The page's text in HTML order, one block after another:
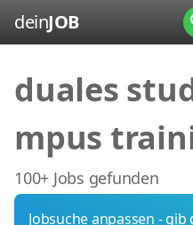
deinJOB
duales
mpus
&
100+ Jobs gefunden
Jobsuche anpassen -